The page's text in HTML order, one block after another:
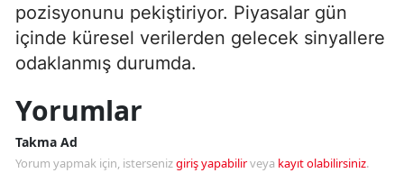
pozisyonunu pekiştiriyor. Piyasalar gün
içinde küresel verilerden gelecek sinyallere
odaklanmış durumda.
Yorumlar
Takma Ad
Yorum yapmak için, istersenizgiriş yapabilirveya kayıt olabilirsiniz.